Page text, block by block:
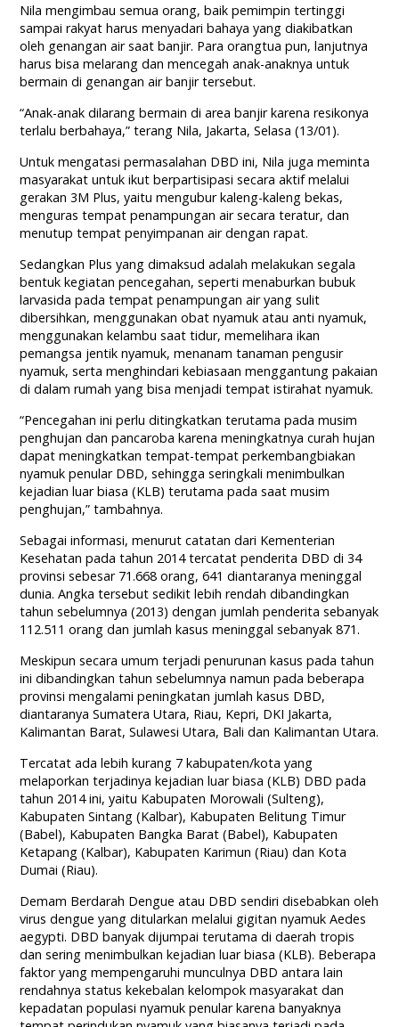
Nila mengimbau semua orang, baik pemimpin tertinggi
sampai rakyat harus menyadari bahaya yang diakibatkan
oleh genangan air saat banjir. Para orangtua pun, lanjutnya
harus bisa melarang dan mencegah anak-anaknya untuk
bermain di genangan air banjir tersebut.
“Anak-anak dilarang bermain di area banjir karena resikonya
terlalu berbahaya,” terang Nila, Jakarta, Selasa (13/01).
Untuk mengatasi permasalahan DBD ini, Nila juga meminta
masyarakat untuk ikut berpartisipasi secara aktif melalui
gerakan 3M Plus, yaitu mengubur kaleng-kaleng bekas,
menguras tempat penampungan air secara teratur, dan
menutup tempat penyimpanan air dengan rapat.
Sedangkan Plus yang dimaksud adalah melakukan segala
bentuk kegiatan pencegahan, seperti menaburkan bubuk
larvasida pada tempat penampungan air yang sulit
dibersihkan, menggunakan obat nyamuk atau anti nyamuk,
menggunakan kelambu saat tidur, memelihara ikan
pemangsa jentik nyamuk, menanam tanaman pengusir
nyamuk, serta menghindari kebiasaan menggantung pakaian
di dalam rumah yang bisa menjadi tempat istirahat nyamuk.
“Pencegahan ini perlu ditingkatkan terutama pada musim
penghujan dan pancaroba karena meningkatnya curah hujan
dapat meningkatkan tempat-tempat perkembangbiakan
nyamuk penular DBD, sehingga seringkali menimbulkan
kejadian luar biasa (KLB) terutama pada saat musim
penghujan,” tambahnya.
Sebagai informasi, menurut catatan dari Kementerian
Kesehatan pada tahun 2014 tercatat penderita DBD di 34
provinsi sebesar 71.668 orang, 641 diantaranya meninggal
dunia. Angka tersebut sedikit lebih rendah dibandingkan
tahun sebelumnya (2013) dengan jumlah penderita sebanyak
112.511 orang dan jumlah kasus meninggal sebanyak 871.
Meskipun secara umum terjadi penurunan kasus pada tahun
ini dibandingkan tahun sebelumnya namun pada beberapa
provinsi mengalami peningkatan jumlah kasus DBD,
diantaranya Sumatera Utara, Riau, Kepri, DKI Jakarta,
Kalimantan Barat, Sulawesi Utara, Bali dan Kalimantan Utara.
Tercatat ada lebih kurang 7 kabupaten/kota yang
melaporkan terjadinya kejadian luar biasa (KLB) DBD pada
tahun 2014 ini, yaitu Kabupaten Morowali (Sulteng),
Kabupaten Sintang (Kalbar), Kabupaten Belitung Timur
(Babel), Kabupaten Bangka Barat (Babel), Kabupaten
Ketapang (Kalbar), Kabupaten Karimun (Riau) dan Kota
Dumai (Riau).
Demam Berdarah Dengue atau DBD sendiri disebabkan oleh
virus dengue yang ditularkan melalui gigitan nyamuk Aedes
aegypti. DBD banyak dijumpai terutama di daerah tropis
dan sering menimbulkan kejadian luar biasa (KLB). Beberapa
faktor yang mempengaruhi munculnya DBD antara lain
rendahnya status kekebalan kelompok masyarakat dan
kepadatan populasi nyamuk penular karena banyaknya